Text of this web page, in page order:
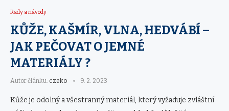
Rady a návody
KŮŽE, KAŠMÍR, VLNA, HEDVÁBÍ –
JAK PEČOVAT O JEMNÉ
MATERIÁLY ?
Autor článku: czeko 9. 2. 2023
Kůže je odolný a všestranný materiál, který vyžaduje zvláštní